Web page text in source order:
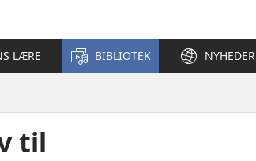
LÆRE BIBLIOTEK NYHEDER
til